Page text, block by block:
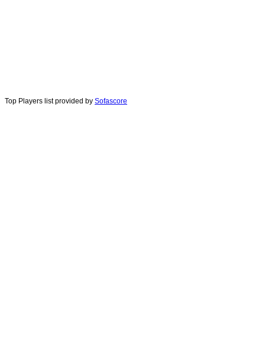
Top Players list provided by Sofascore